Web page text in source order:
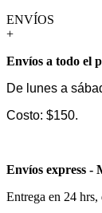
ENVÍOS
+
Envíos a todo el
De lunes a
Costo: $150.
Envíos express -
Entrega en 24 hrs,